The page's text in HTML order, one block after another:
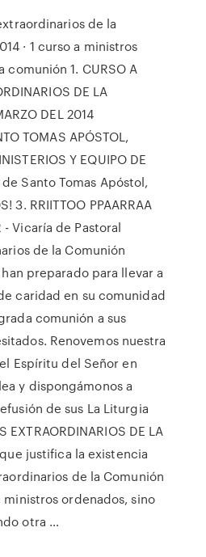
de la
· 1 curso a ministros
1. CURSO A
DE LA
DEL 2014
TOMAS APÓSTOL,
Y EQUIPO DE
Santo Tomas Apóstol,
3. RRIITTOO PPAARRAA
- Vicaría de Pastoral
de la Comunión
preparado para llevar a
caridad en su comunidad
comunión a sus
Renovemos nuestra
Espíritu del Señor en
y dispongámonos a
de sus La Liturgia
EXTRAORDINARIOS DE LA
justifica la existencia
de la Comunión
ordenados, sino
otra …